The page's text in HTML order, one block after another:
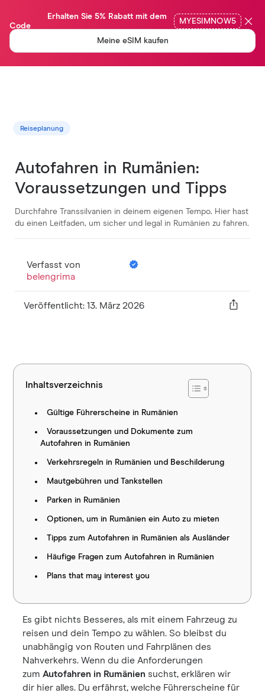
Code
MYESIMNOW5
Meine eSIM kaufen
Reiseplanung
Autofahren in Rumänien:
Voraussetzungen und Tipps
Durchfahre Transsilvanien in deinem eigenen Tempo. Hier hast
du einen Leitfaden, um sicher und legal in Rumänien zu fahren.
Verfasst von
belengrima
Veröffentlicht: 13. März 2026
Inhaltsverzeichnis
Gültige Führerscheine in Rumänien
Voraussetzungen und Dokumente zum
Autofahren in Rumänien
Verkehrsregeln in Rumänien und Beschilderung
Mautgebühren und Tankstellen
Parken in Rumänien
Optionen, um in Rumänien ein Auto zu mieten
Tipps zum Autofahren in Rumänien als Ausländer
Häufige Fragen zum Autofahren in Rumänien
Plans that may interest you
Es gibt nichts Besseres, als mit einem Fahrzeug zu
reisen und dein Tempo zu wählen. So bleibst du
unabhängig von Routen und Fahrplänen des
Nahverkehrs. Wenn du die Anforderungen
zumAutofahren in Rumänien suchst, erklären wir
dir hier alles. Du erfährst, welche Führerscheine für